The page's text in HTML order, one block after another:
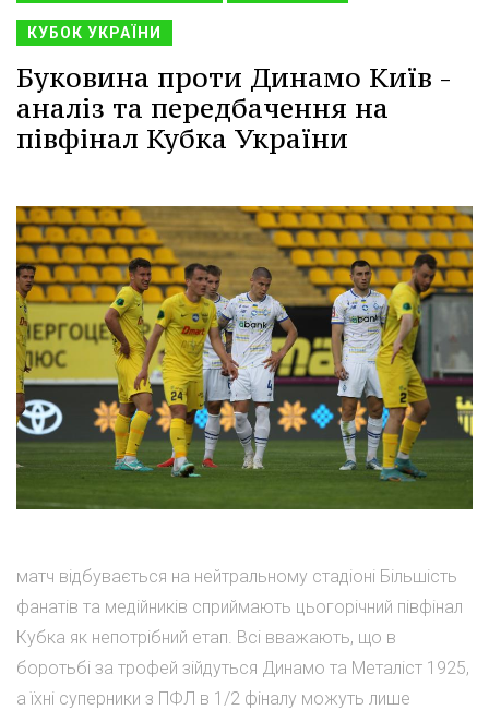
КУБОК УКРАЇНИ
Буковина проти Динамо Київ -
аналіз та передбачення на
півфінал Кубка України
матч відбувається на нейтральному стадіоні Більшість
фанатів та медійників сприймають цьогорічний півфінал
Кубка як непотрібний етап. Всі вважають, що в
боротьбі за трофей зійдуться Динамо та Металіст 1925,
а їхні суперники з ПФЛ в 1/2 фіналу можуть лише